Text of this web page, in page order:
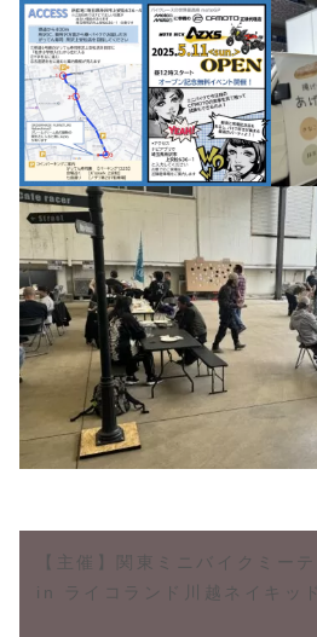
【主催】
関東ミニバイクミ
in ライコランド川越ネイキッド